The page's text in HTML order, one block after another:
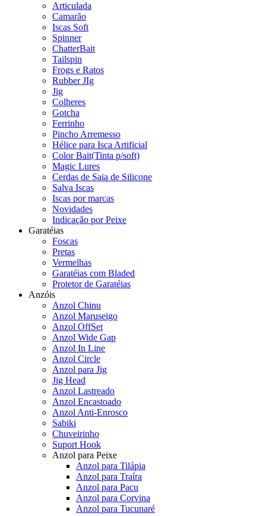
Articulada
Camarão
Iscas Soft
Spinner
ChatterBait
Tailspin
Frogs e Ratos
Rubber JIg
Jig
Colheres
Gotcha
Ferrinho
Pincho Arremesso
Hélice para Isca Artificial
Color Bait(Tinta p/soft)
Magic Lures
Cerdas de Saia de Silicone
Salva Iscas
Iscas por marcas
Novidades
Indicação por Peixe
Garatéias
Foscas
Pretas
Vermelhas
Garatéias com Bladed
Protetor de Garatéias
Anzóis
Anzol Chinu
Anzol Maruseigo
Anzol OffSet
Anzol Wide Gap
Anzol In Line
Anzol Circle
Anzol para Jig
Jig Head
Anzol Lastreado
Anzol Encastoado
Anzol Anti-Enrosco
Sabiki
Chuveirinho
Suport Hook
Anzol para Peixe
Anzol para Tilápia
Anzol para Traíra
Anzol para Pacu
Anzol para Corvina
Anzol para Tucunaré